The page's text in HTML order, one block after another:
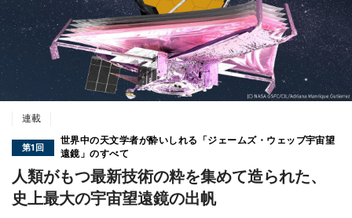
連載
第1回
世界中の天文学者が酔いしれる「ジェームズ・ウェッブ宇宙望
遠鏡」のすべて
人類がもつ最新技術の粋を集めて造られた、
史上最大の宇宙望遠鏡の出帆